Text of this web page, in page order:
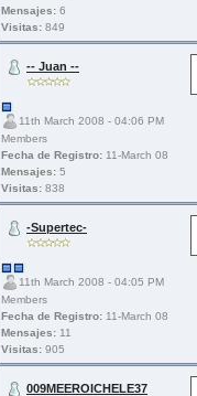
Mensajes: 6
Visitas: 849
-- Juan --
11th March 2008 - 04:06 PM
Members
Fecha de Registro: 11-March 08
Mensajes: 5
Visitas: 838
-Supertec-
11th March 2008 - 04:05 PM
Members
Fecha de Registro: 11-March 08
Mensajes: 11
Visitas: 905
009MEEROICHELE37